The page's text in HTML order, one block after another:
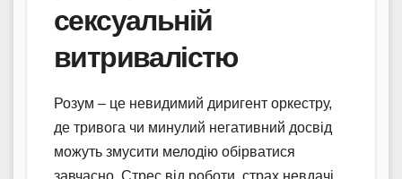
сексуальній
витривалістю
Розум – це невидимий диригент оркестру,
де тривога чи минулий негативний досвід
можуть змусити мелодію обірватися
завчасно. Стрес від роботи, страх невдачі